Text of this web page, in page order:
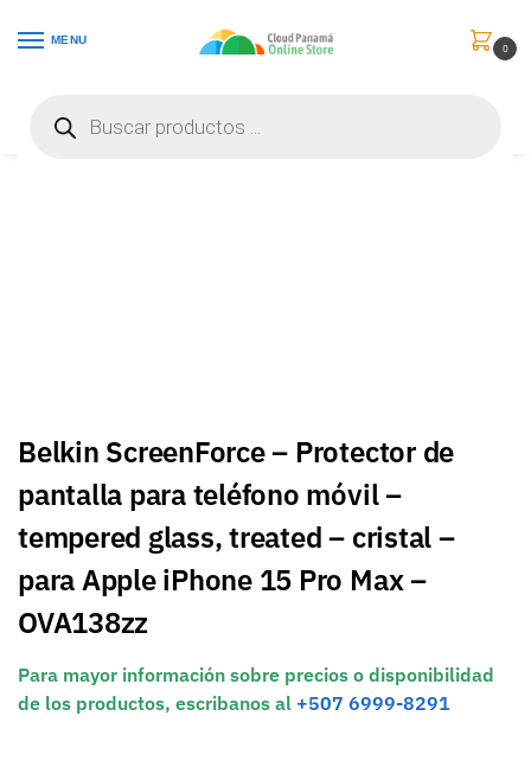
MENU
0
Belkin ScreenForce – Protector de
pantalla para teléfono móvil –
tempered glass, treated – cristal –
para Apple iPhone 15 Pro Max –
OVA138zz
Para mayor información sobre precios o disponibilidad
de los productos, escribanos al +507 6999-8291